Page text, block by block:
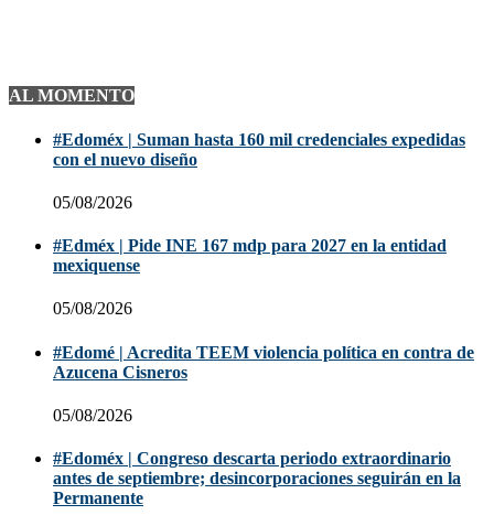
AL MOMENTO
#Edoméx | Suman hasta 160 mil credenciales expedidas
con el nuevo diseño
05/08/2026
#Edméx | Pide INE 167 mdp para 2027 en la entidad
mexiquense
05/08/2026
#Edomé | Acredita TEEM violencia política en contra de
Azucena Cisneros
05/08/2026
#Edoméx | Congreso descarta periodo extraordinario
antes de septiembre; desincorporaciones seguirán en la
Permanente